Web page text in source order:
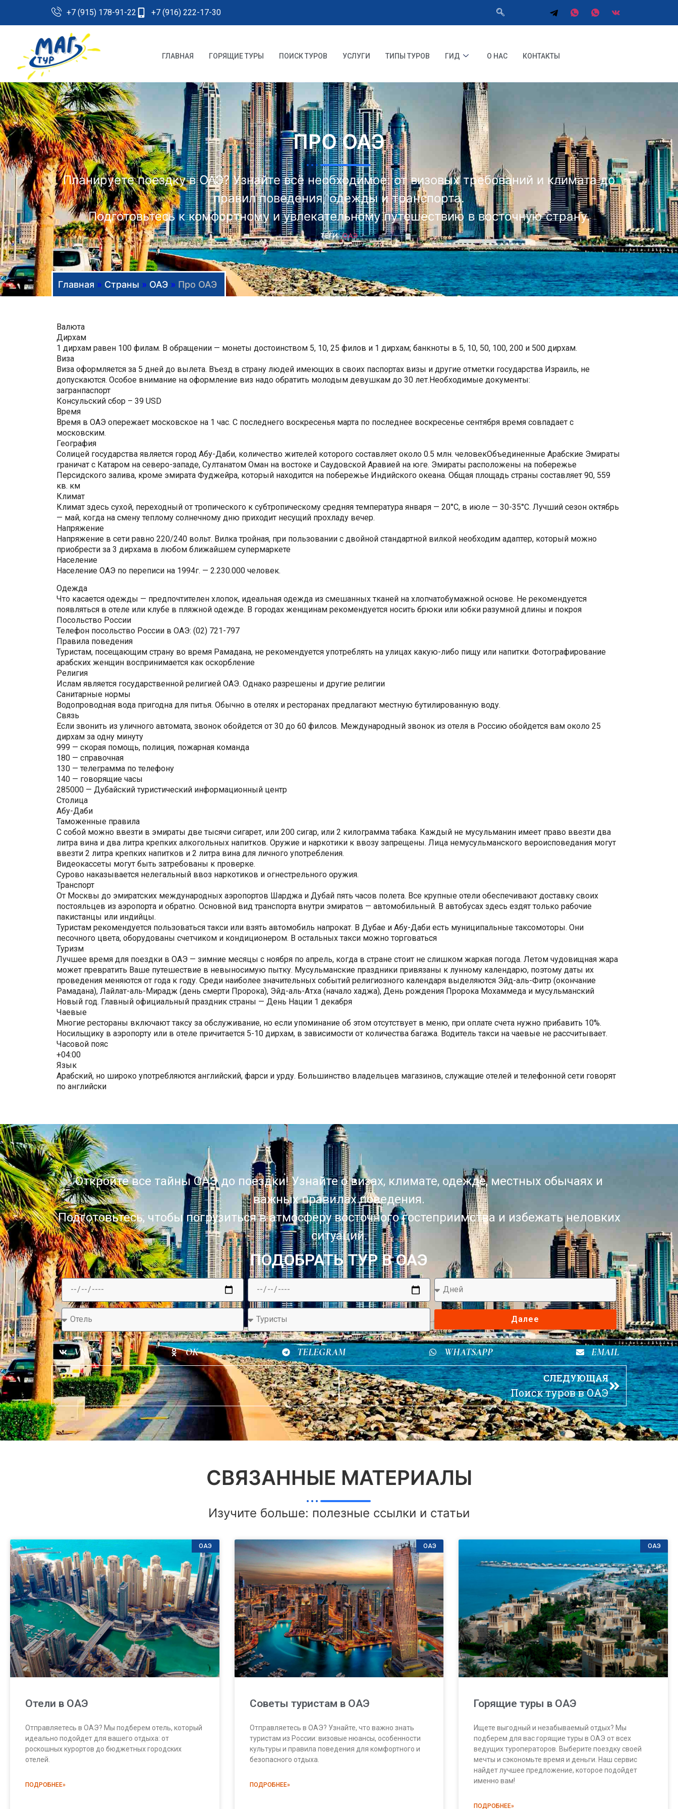
+7 (915) 178-91-22 +7 (916) 222-17-30
ГЛАВНАЯ ГОРЯЩИЕ ТУРЫ ПОИСК ТУРОВ УСЛУГИ ТИПЫ ТУРОВ ГИД О НАС КОНТАКТЫ
ПРО ОАЭ
Планируете поездку в ОАЭ? Узнайте всё необходимое: от визовых требований и климата до
правил поведения, одежды и транспорта.
Подготовьтесь к комфортному и увлекательному путешествию в восточную страну.
ТЕГИ:ОАЭ
Главная » Страны » ОАЭ » Про ОАЭ
Валюта
Дирхам
1 дирхам равен 100 филам. В обращении — монеты достоинством 5, 10, 25 филов и 1 дирхам; банкноты в 5, 10, 50, 100, 200 и 500 дирхам.
Виза
Виза оформляется за 5 дней до вылета. Въезд в страну людей имеющих в своих паспортах визы и другие отметки государства Израиль, не
допускаются. Особое внимание на оформление виз надо обратить молодым девушкам до 30 лет.Необходимые документы:
загранпаспорт
Консульский сбор – 39 USD
Время
Время в ОАЭ опережает московское на 1 час. С последнего воскресенья марта по последнее воскресенье сентября время совпадает с
московским.
География
Солицей государства является город Абу-Даби, количество жителей которого составляет около 0.5 млн. человекОбъединенные Арабские Эмираты
граничат с Катаром на северо-западе, Султанатом Оман на востоке и Саудовской Аравией на юге. Эмираты расположены на побережье
Персидского залива, кроме эмирата Фуджейра, который находится на побережье Индийского океана. Общая площадь страны составляет 90, 559
кв. км
Климат
Климат здесь сухой, переходный от тропического к субтропическому средняя температура января — 20°С, в июле — 30-35°С. Лучший сезон октябрь
— май, когда на смену теплому солнечному дню приходит несущий прохладу вечер.
Напряжение
Напряжение в сети равно 220/240 вольт. Вилка тройная, при пользовании с двойной стандартной вилкой необходим адаптер, который можно
приобрести за 3 дирхама в любом ближайшем супермаркете
Население
Население ОАЭ по переписи на 1994г. — 2.230.000 человек.
Одежда
Что касается одежды — предпочтителен хлопок, идеальная одежда из смешанных тканей на хлопчатобумажной основе. Не рекомендуется
появляться в отеле или клубе в пляжной одежде. В городах женщинам рекомендуется носить брюки или юбки разумной длины и покроя
Посольство России
Телефон посольство России в ОАЭ: (02) 721-797
Правила поведения
Туристам, посещающим страну во время Рамадана, не рекомендуется употреблять на улицах какую-либо пищу или напитки. Фотографирование
арабских женщин воспринимается как оскорбление
Религия
Ислам является государственной религией ОАЭ. Однако разрешены и другие религии
Санитарные нормы
Водопроводная вода пригодна для питья. Обычно в отелях и ресторанах предлагают местную бутилированную воду.
Связь
Если звонить из уличного автомата, звонок обойдется от 30 до 60 филсов. Международный звонок из отеля в Россию обойдется вам около 25
дирхам за одну минуту
999 — скорая помощь, полиция, пожарная команда
180 — справочная
130 — телеграмма по телефону
140 — говорящие часы
285000 — Дубайский туристический информационный центр
Столица
Абу-Даби
Таможенные правила
С собой можно ввезти в эмираты две тысячи сигарет, или 200 сигар, или 2 килограмма табака. Каждый не мусульманин имеет право ввезти два
литра вина и два литра крепких алкогольных напитков. Оружие и наркотики к ввозу запрещены. Лица немусульманского вероисповедания могут
ввезти 2 литра крепких напитков и 2 литра вина для личного употребления.
Видеокассеты могут быть затребованы к проверке.
Сурово наказывается нелегальный ввоз наркотиков и огнестрельного оружия.
Транспорт
От Москвы до эмиратских международных аэропортов Шарджа и Дубай пять часов полета. Все крупные отели обеспечивают доставку своих
постояльцев из аэропорта и обратно. Основной вид транспорта внутри эмиратов — автомобильный. В автобусах здесь ездят только рабочие
пакистанцы или индийцы.
Туристам рекомендуется пользоваться такси или взять автомобиль напрокат. В Дубае и Абу-Даби есть муниципальные таксомоторы. Они
песочного цвета, оборудованы счетчиком и кондиционером. В остальных такси можно торговаться
Туризм
Лучшее время для поездки в ОАЭ — зимние месяцы с ноября по апрель, когда в стране стоит не слишком жаркая погода. Летом чудовищная жара
может превратить Ваше путешествие в невыносимую пытку. Мусульманские праздники привязаны к лунному календарю, поэтому даты их
проведения меняются от года к году. Среди наиболее значительных событий религиозного календаря выделяются Эйд-аль-Фитр (окончание
Рамадана), Лайлат-аль-Мирадж (день смерти Пророка), Эйд-аль-Атха (начало хаджа), День рождения Пророка Мохаммеда и мусульманский
Новый год. Главный официальный праздник страны — День Нации 1 декабря
Чаевые
Многие рестораны включают таксу за обслуживание, но если упоминание об этом отсутствует в меню, при оплате счета нужно прибавить 10%.
Носильщику в аэропорту или в отеле причитается 5-10 дирхам, в зависимости от количества багажа. Водитель такси на чаевые не рассчитывает.
Часовой пояс
+04:00
Язык
Арабский, но широко употребляются английский, фарси и урду. Большинство владельцев магазинов, служащие отелей и телефонной сети говорят
по английски
Откройте все тайны ОАЭ до поездки! Узнайте о визах, климате, одежде, местных обычаях и
важных правилах поведения.
Подготовьтесь, чтобы погрузиться в атмосферу восточного гостеприимства и избежать неловких
ситуаций.
ПОДОБРАТЬ ТУР В ОАЭ
Далее
VK OK TELEGRAM WHATSAPP EMAIL
СЛЕДУЮЩАЯ
Поиск туров в ОАЭ
СВЯЗАННЫЕ МАТЕРИАЛЫ
Изучите больше: полезные ссылки и статьи
ОАЭ
Отели в ОАЭ
Отправляетесь в ОАЭ? Мы подберем отель, который
идеально подойдет для вашего отдыха: от
роскошных курортов до бюджетных городских
отелей.
ПОДРОБНЕЕ»
ОАЭ
Советы туристам в ОАЭ
Отправляетесь в ОАЭ? Узнайте, что важно знать
туристам из России: визовые нюансы, особенности
культуры и правила поведения для комфортного и
безопасного отдыха.
ПОДРОБНЕЕ»
ОАЭ
Горящие туры в ОАЭ
Ищете выгодный и незабываемый отдых? Мы
подберем для вас горящие туры в ОАЭ от всех
ведущих туроператоров. Выберите поездку своей
мечты и сэкономьте время и деньги. Наш сервис
найдет лучшее предложение, которое подойдет
именно вам!
ПОДРОБНЕЕ»